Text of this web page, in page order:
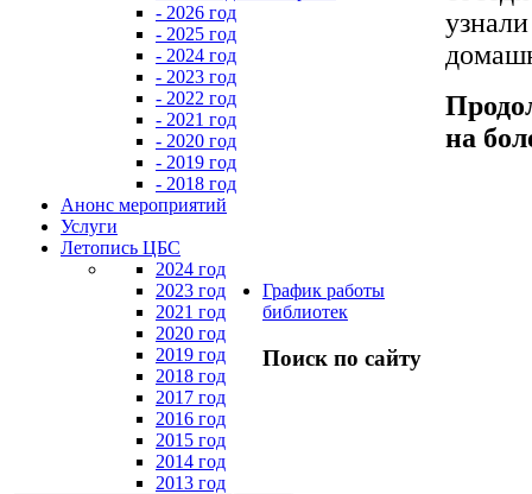
- 2026 год
- 2025 год
- 2024 год
- 2023 год
- 2022 год
- 2021 год
- 2020 год
- 2019 год
- 2018 год
Анонс мероприятий
Услуги
Летопись ЦБС
2024 год
2023 год
2021 год
2020 год
2019 год
2018 год
2017 год
2016 год
2015 год
2014 год
2013 год
График работы
библиотек
Поиск по сайту
на